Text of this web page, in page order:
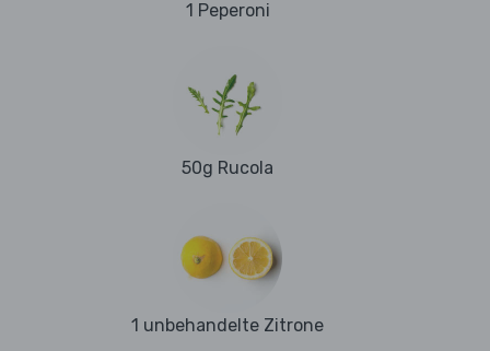
1 Peperoni
50g Rucola
1 unbehandelte Zitrone